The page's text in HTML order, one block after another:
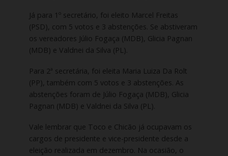
Já para 1º secretário, foi eleito Marcel Freitas
(PSD), com 5 votos e 3 abstenções. Se abstiveram
os vereadores Júlio Fogaça (MDB), Glicia Pagnan
(MDB) e Valdnei da Silva (PL).
Para 2ª secretária, foi eleita Maria Luiza Da Rolt
(PP), também com 5 votos e 3 abstenções. As
abstenções foram de Júlio Fogaça (MDB), Glicia
Pagnan (MDB) e Valdnei da Silva (PL).
Vale lembrar que Toco e Chicão já ocupavam os
cargos de presidente e vice-presidente desde a
eleição realizada em dezembro. Na ocasião, o